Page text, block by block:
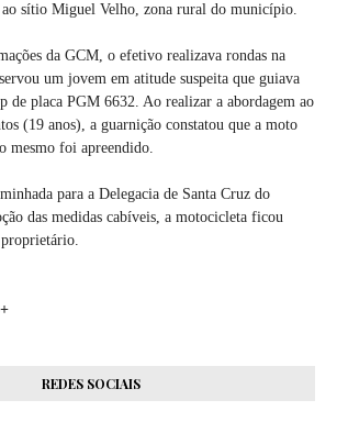
ao sítio Miguel Velho, zona rural do município.
da GCM, o efetivo realizava rondas na
um jovem em atitude suspeita que guiava
de placa PGM 6632. Ao realizar a abordagem ao
(19 anos), a guarnição constatou que a moto
mesmo foi apreendido.
para a Delegacia de Santa Cruz do
das medidas cabíveis, a motocicleta ficou
REDES SOCIAIS